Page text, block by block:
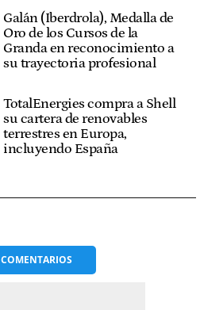
Galán (Iberdrola), Medalla de
Oro de los Cursos de la
Granda en reconocimiento a
su trayectoria profesional
TotalEnergies compra a Shell
su cartera de renovables
terrestres en Europa,
incluyendo España
COMENTARIOS